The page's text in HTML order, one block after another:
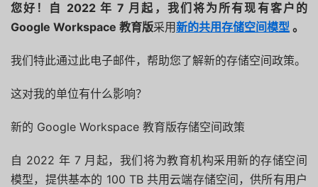
您好！自 2022 年 7 月起，我们将为所有现有客户的
Google Workspace 教育版采用新的共用存储空间模型 。
我们特此通过此电子邮件，帮助您了解新的存储空间政策。
这对我的单位有什么影响？
新的 Google Workspace 教育版存储空间政策
自 2022 年 7 月起，我们将为教育机构采用新的存储空间
模型，提供基本的 100 TB 共用云端存储空间，供所有用户